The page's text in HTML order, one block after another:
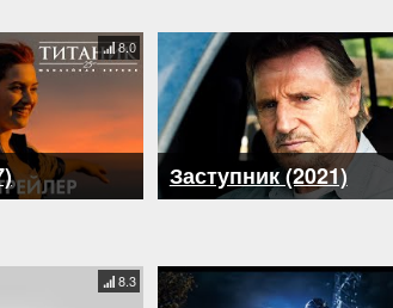
8.0
Заступник (2021)
8.3